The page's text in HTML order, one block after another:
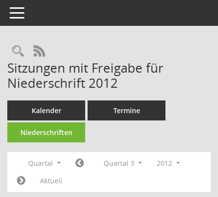
Toggle navigation
RSS-Feed
Sitzungen mit Freigabe für
Niederschrift 2012
Kalender Termine
Niederschriften
Quartal Quartal 3
2012
Aktuell